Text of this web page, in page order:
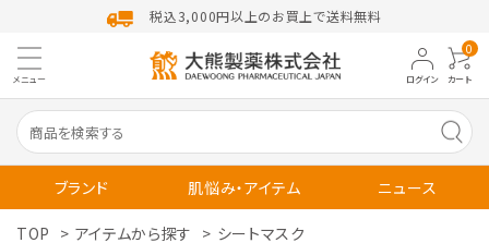
税込3,000円以上のお買上で送料無料
メニュー ログイン
0
カート
ブランド 肌悩み・アイテム ニュース
TOP > アイテムから探す > シートマスク